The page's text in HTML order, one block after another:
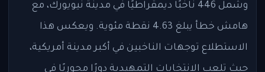
وشمل 446 ناخبًا ديمقراطيًا في مدينة نيويورك، مع
هامش خطأ يبلغ 4.63 نقطة مئوية. ويعكس هذا
الاستطلاع توجهات الناخبين في أكبر مدينة أمريكية،
حيث تلعب الانتخابات التمهيدية دورًا محوريًا في